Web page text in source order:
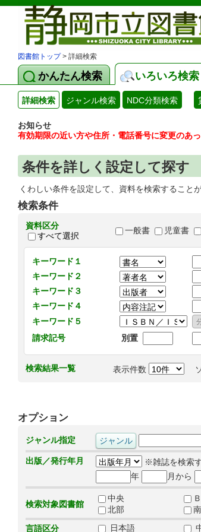
図書館トップ> 詳細検索
かんたん検索 いろいろ検索
詳細検索 ジャンル検索 NDC分類検索
お知らせ
有効期限の近い方や住所・電話番号に変更のあっ
条件を詳しく設定して探す
くわしい条件を設定して、資料を検索することが
検索条件
資料区分
すべて選択
一般書 児童書
キーワード１
キーワード２
キーワード３
キーワード４
キーワード５
請求記号
別置
検索結果一覧 表示件数
オプション
ジャンル指定
出版／発行年月
※雑誌を検索
年
月から
検索対象図書館
中央
北部
言語区分
日本語